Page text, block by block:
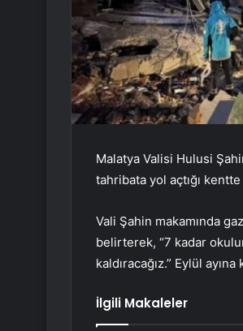
Malatya Valisi Hulusi
tahribata yol açtığı kentte
Vali Şahin makamında
belirterek, “7 kadar
kaldıracağız.” Eylül
İlgili Makaleler